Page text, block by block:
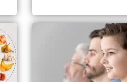
O e-book, divido em 5
apresenta informações
que é o glúten, explica
contaminação cruzada,
possibilidades para a
sem glúten […]